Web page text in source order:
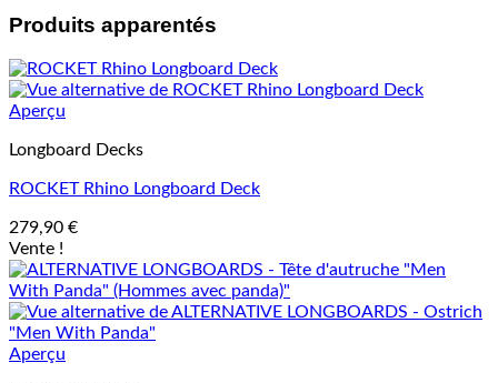
Produits apparentés
Aperçu
Longboard Decks
ROCKET Rhino Longboard Deck
279,90 €
Vente !
Aperçu